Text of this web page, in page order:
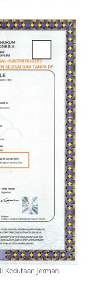
Kedutaan Jerman